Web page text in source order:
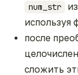
num_str
используя
после
сложить